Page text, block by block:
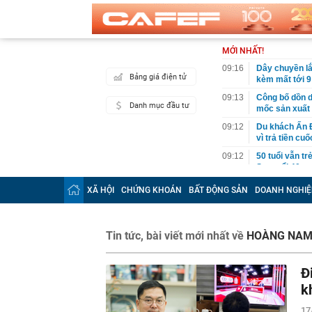
Bảng giá điện tử
Danh mục đầu tư
MỚI NHẤT!
09:16
Dây chuyền
kèm mất tới
09:13
Công bố dồn
mốc sản xuất
09:12
Du khách Ấn
vì trả tiền
09:12
50 tuổi vẫn
Sau tuổi 40,
09:10
Vụ sập mái
dựng chỉ loạt
09:09
Tuyến đường
Nội sắp đón
09:08
Chủ tịch Fed
XÃ HỘI CHỨNG KHOÁN BẤT ĐỘNG SẢN DOANH
Tin tức, bài viết mới nhất về HOÀNG